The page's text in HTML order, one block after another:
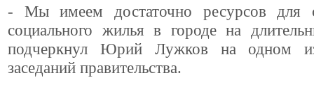
- Мы имеем достаточно ресурсов для
социального жилья в городе на
подчеркнул Юрий Лужков на одном из
заседаний правительства.